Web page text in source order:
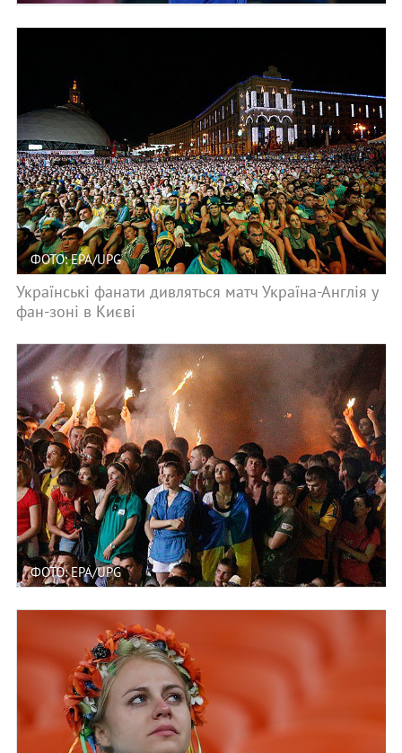
ФОТО: EPA/UPG
Українські фанати дивляться матч Україна-Англія у
фан-зоні в Києві
ФОТО: EPA/UPG